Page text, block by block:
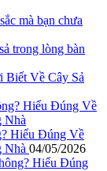
mà bạn chưa
Biết Về Cây Sả
Hiểu Đúng Về
Nhà 04/05/2026